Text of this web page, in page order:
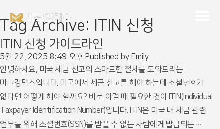
Tag Archive: ITIN 신청
ITIN 신청 가이드라인
5월 22, 2025 8:49 오후 Published by Emily
안녕하세요, 미국 세금 신고의 스마트한 절세를 도와드리는
마크강택스입니다. 미국에서 세금 신고를 해야 하는데 소셜번호가
없다면 어떻게 해야 할까요? 바로 이럴 때 필요한 것이 ITIN(Individual
Taxpayer Identification Number)입니다. ITIN은 미국 내 세금 관련
업무를 위해 소셜번호(SSN)를 받을 수 없는 사람에게 발급되는 ···